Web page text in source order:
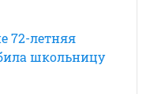
72-летняя
школьницу